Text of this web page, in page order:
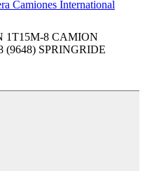
Camiones International
1T15M-8 CAMION
SPRINGRIDE